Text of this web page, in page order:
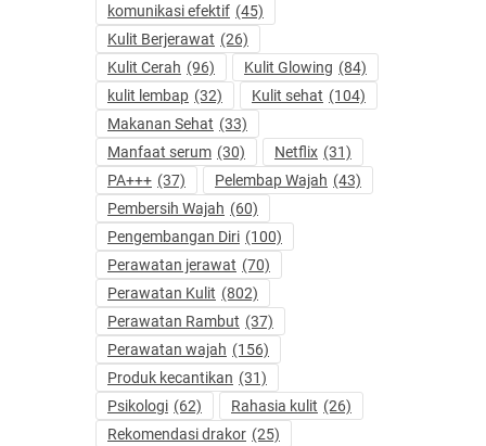
komunikasi efektif (45)
Kulit Berjerawat (26)
Kulit Cerah (96) Kulit Glowing (84)
kulit lembap (32) Kulit sehat (104)
Makanan Sehat (33)
Manfaat serum (30) Netflix (31)
PA+++ (37) Pelembap Wajah (43)
Pembersih Wajah (60)
Pengembangan Diri (100)
Perawatan jerawat (70)
Perawatan Kulit (802)
Perawatan Rambut (37)
Perawatan wajah (156)
Produk kecantikan (31)
Psikologi (62) Rahasia kulit (26)
Rekomendasi drakor (25)